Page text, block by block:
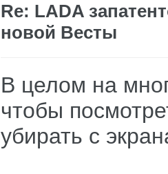
Re: LADA
новой Весты
В целом на
чтобы
убирать с